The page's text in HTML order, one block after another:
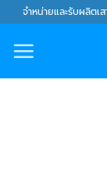
Skip
to
content
จำหน่ายและรับผลิตเ